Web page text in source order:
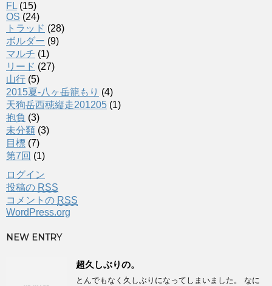
FL (15)
OS (24)
トラッド (28)
ボルダー (9)
マルチ (1)
リード (27)
山行 (5)
2015夏-八ヶ岳籠もり (4)
天狗岳西穂縦走201205 (1)
抱負 (3)
未分類 (3)
目標 (7)
第7回 (1)
ログイン
投稿の RSS
コメントの RSS
WordPress.org
NEW ENTRY
超久しぶりの。
とんでもなく久しぶりになってしまいました。 なに